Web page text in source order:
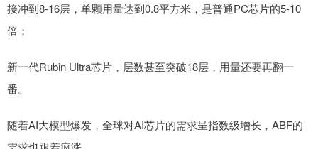
接冲到8-16层，单颗用量达到0.8平方米，是普通PC芯片的5-10
倍；
新一代Rubin Ultra芯片，层数甚至突破18层，用量还要再翻一
番。
随着AI大模型爆发，全球对AI芯片的需求呈指数级增长，ABF的